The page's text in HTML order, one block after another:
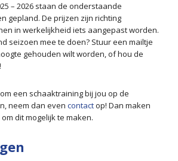
– 2026 staan de onderstaande
gepland. De prijzen zijn richting
in werkelijkheid iets aangepast worden.
seizoen mee te doen? Stuur een mailtje
gehouden wilt worden, of hou de
een schaaktraining bij jou op de
neem dan even contactop! Dan maken
dit mogelijk te maken.